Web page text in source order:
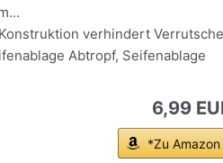
verhindert
Abtropf, Seifenablage
6,99
*Zu Amazon